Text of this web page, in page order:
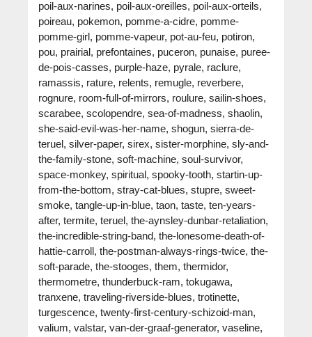
poil-aux-narines, poil-aux-oreilles, poil-aux-orteils,
poireau, pokemon, pomme-a-cidre, pomme-
pomme-girl, pomme-vapeur, pot-au-feu, potiron,
pou, prairial, prefontaines, puceron, punaise, puree-
de-pois-casses, purple-haze, pyrale, raclure,
ramassis, rature, relents, remugle, reverbere,
rognure, room-full-of-mirrors, roulure, sailin-shoes,
scarabee, scolopendre, sea-of-madness, shaolin,
she-said-evil-was-her-name, shogun, sierra-de-
teruel, silver-paper, sirex, sister-morphine, sly-and-
the-family-stone, soft-machine, soul-survivor,
space-monkey, spiritual, spooky-tooth, startin-up-
from-the-bottom, stray-cat-blues, stupre, sweet-
smoke, tangle-up-in-blue, taon, taste, ten-years-
after, termite, teruel, the-aynsley-dunbar-retaliation,
the-incredible-string-band, the-lonesome-death-of-
hattie-carroll, the-postman-always-rings-twice, the-
soft-parade, the-stooges, them, thermidor,
thermometre, thunderbuck-ram, tokugawa,
tranxene, traveling-riverside-blues, trotinette,
turgescence, twenty-first-century-schizoid-man,
valium, valstar, van-der-graaf-generator, vaseline,